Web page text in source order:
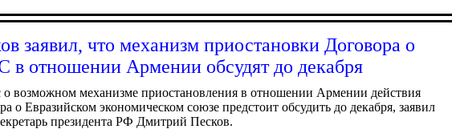
заявил, что механизм приостановки Договора о
в отношении Армении обсудят до декабря
о возможном механизме приостановления в отношении Армении действия
о Евразийском экономическом союзе предстоит обсудить до декабря, заявил
президента РФ Дмитрий Песков.